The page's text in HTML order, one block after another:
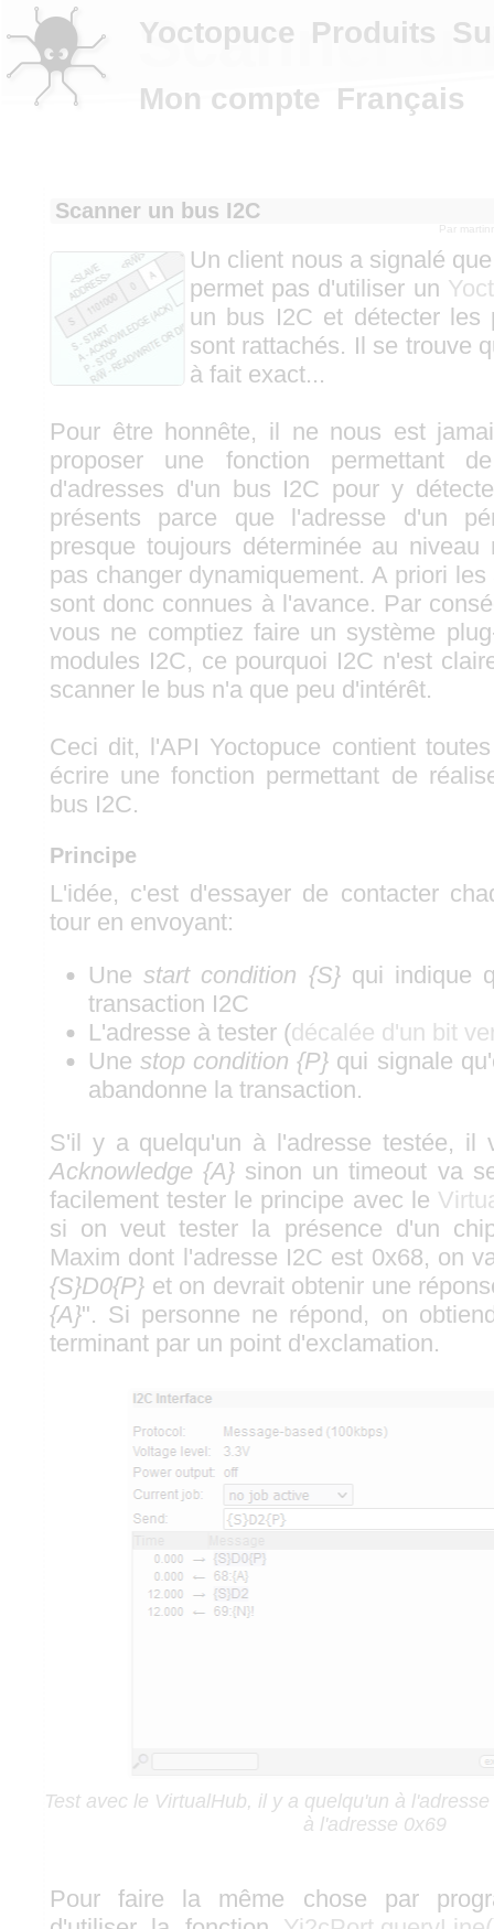
Scanner
Scanner un bus I2C
Par
Un client nous a signalé
permet pas d'utiliser un
un bus I2C et détecter les
sont rattachés. Il se trouve
à fait exact...
Pour être honnête, il ne nous est
proposer une fonction permettant
d'adresses d'un bus I2C pour y
présents parce que l'adresse d'un
presque toujours déterminée au
pas changer dynamiquement. A priori
sont donc connues à l'avance. Par
vous ne comptiez faire un système
modules I2C, ce pourquoi I2C n'est
scanner le bus n'a que peu d'intérêt.
Ceci dit, l'API Yoctopuce contient
écrire une fonction permettant de
bus I2C.
Principe
L'idée, c'est d'essayer de contacter
tour en envoyant:
Unestart condition {S}qui indique
transaction I2C
L'adresse à tester (décalée d'un bit
Unestop condition {P} qui signale
abandonne la transaction.
S'il y a quelqu'un à l'adresse testée, il
Acknowledge {A} sinon un timeout va
facilement tester le principe avec le
si on veut tester la présence d'un
Maxim dont l'adresse I2C est 0x68, on
{S}D0{P} et on devrait obtenir une
{A}". Si personne ne répond, on
terminant par un point d'exclamation.
Test avec le VirtualHub, il y a quelqu'un à
à l'adresse 0x69
Pour faire la même chose par
Yoctopuce Produits
Mon compte Français